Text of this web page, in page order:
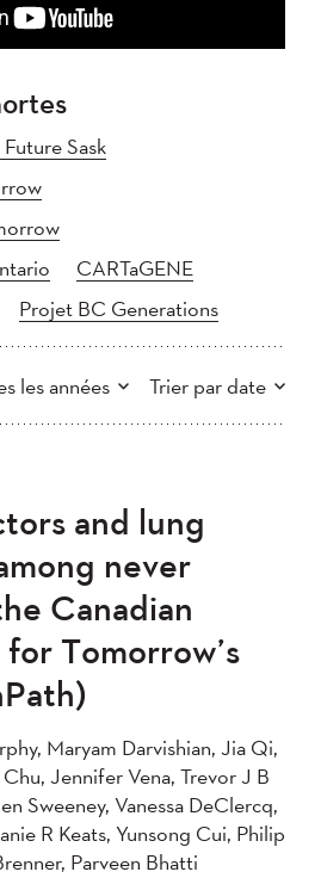
Sask
CARTaGENE
Projet BC Generations
les années Trier par date
2019
2018
2016
2015
2013
2012
2010
2008
2006
Appliquer
ancien
plus récent
Appliquer
and lung
never
Canadian
Tomorrow’s
Maryam Darvishian, Jia Qi,
Jennifer Vena, Trevor J B
Sweeney, Vanessa DeClercq,
R Keats, Yunsong Cui, Philip
Parveen Bhatti